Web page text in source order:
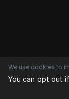
We use cookies to
You can opt out